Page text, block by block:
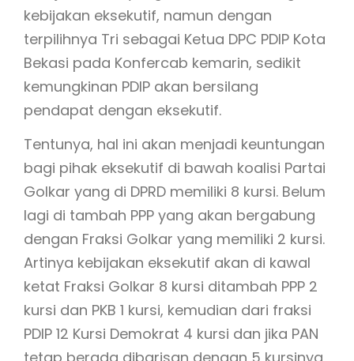
kebijakan eksekutif, namun dengan
terpilihnya Tri sebagai Ketua DPC PDIP Kota
Bekasi pada Konfercab kemarin, sedikit
kemungkinan PDIP akan bersilang
pendapat dengan eksekutif.
Tentunya, hal ini akan menjadi keuntungan
bagi pihak eksekutif di bawah koalisi Partai
Golkar yang di DPRD memiliki 8 kursi. Belum
lagi di tambah PPP yang akan bergabung
dengan Fraksi Golkar yang memiliki 2 kursi.
Artinya kebijakan eksekutif akan di kawal
ketat Fraksi Golkar 8 kursi ditambah PPP 2
kursi dan PKB 1 kursi, kemudian dari fraksi
PDIP 12 Kursi Demokrat 4 kursi dan jika PAN